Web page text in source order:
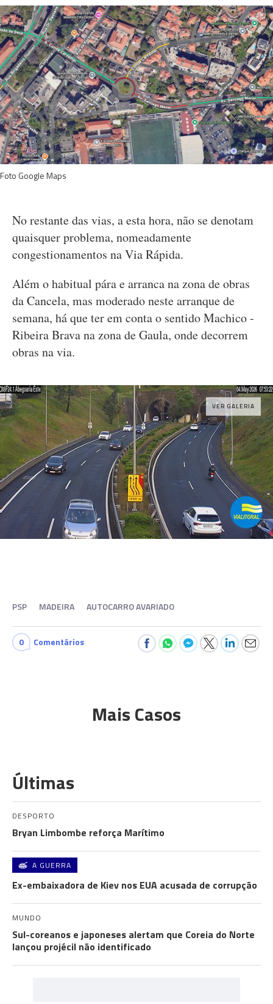
Foto Google Maps
No restante das vias, a esta hora, não se denotam
quaisquer problema, nomeadamente
congestionamentos na Via Rápida.
Além o habitual pára e arranca na zona de obras
da Cancela, mas moderado neste arranque de
semana, há que ter em conta o sentido Machico -
Ribeira Brava na zona de Gaula, onde decorrem
obras na via.
VER GALERIA
PSP MADEIRA AUTOCARRO AVARIADO
0 Comentários
Mais Casos
Últimas
DESPORTO
Bryan Limbombe reforça Marítimo
A GUERRA
Ex-embaixadora de Kiev nos EUA acusada de corrupção
MUNDO
Sul-coreanos e japoneses alertam que Coreia do Norte
lançou projécil não identificado